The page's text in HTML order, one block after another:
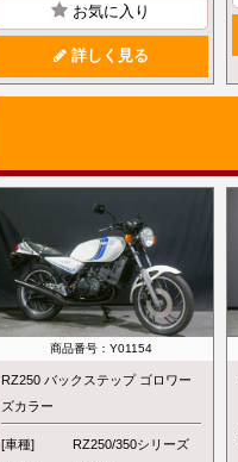
お気に入り
詳しく見る
商品番号：Y01154
RZ250 バックステップ ゴロワー
ズカラー
[車種]
RZ250/350シリーズ